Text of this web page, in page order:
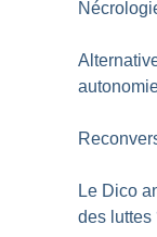
Le Dico
des luttes